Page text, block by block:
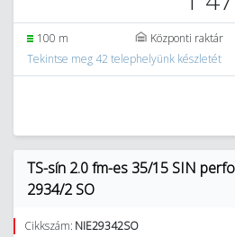
100 m Központi raktár
Tekintse meg 42 telephelyünk készletét
TS-sín 2.0 fm-es 35/15 SIN
2934/2 SO
Cikkszám: NIE29342SO